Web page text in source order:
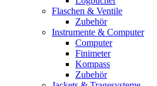
Flaschen & Ventile
Zubehör
Instrumente & Computer
Computer
Finimeter
Kompass
Zubehör